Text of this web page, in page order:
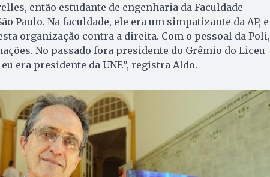
então estudante de engenharia da Faculdade
Paulo. Na faculdade, ele era um simpatizante da AP, e
organização contra a direita. Com o pessoal da Poli,
No passado fora presidente do Grêmio do Liceu
era presidente da UNE”, registra Aldo.